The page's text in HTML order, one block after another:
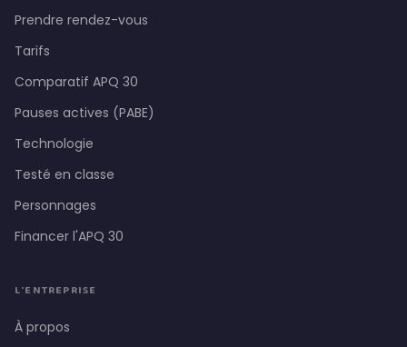
Prendre rendez-vous
Tarifs
Comparatif APQ 30
Pauses actives (PABE)
Technologie
Testé en classe
Personnages
Financer l'APQ 30
L'ENTREPRISE
À propos